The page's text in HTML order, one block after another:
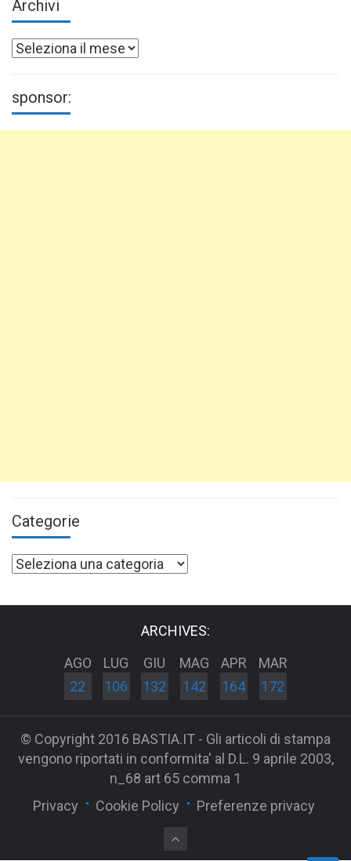
Archivi
Archivi
sponsor:
Categorie
Categorie
ARCHIVES:
AGO
22
LUG
106
GIU
132
MAG
142
APR
164
MAR
172
© Copyright 2016 BASTIA.IT - Gli articoli di stampa
vengono riportati in conformita' al D.L. 9 aprile 2003,
n_68 art 65 comma 1
Privacy
Cookie Policy Preferenze privacy